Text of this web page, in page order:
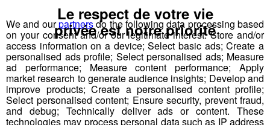
Publié par La Rédaction Radio Mont Blanc 24 décembre
2018 à 09h46-Mis à jour le 24 décembre 2018 à 11h55
Radio Mont Blanc
Animation
Jeux Cloturés
We and ourpartnersdo the following data processing based
on your consent and/or our legitimate interest: Store and/or
access information on a device; Select basic ads; Create a
personalised ads profile; Select personalised ads; Measure
ad performance; Measure content performance; Apply
market research to generate audience insights; Develop and
improve products; Create a personalised content profile;
Select personalised content; Ensure security, prevent fraud,
and debug; Technically deliver ads or content. These
technologies may process personal data such as IP address
Le respect de votre vie
privée est notre priorité